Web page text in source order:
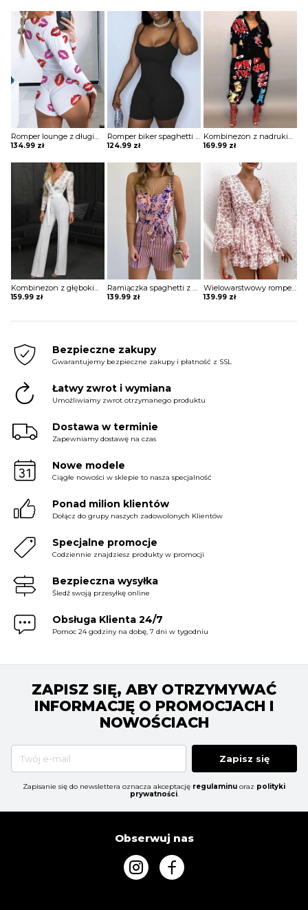
Romper lounge z długim rękawem nadrukiem ust kombinezon Wesseline
134.99 zł
Romper biker spaghetti strap kombinezon Chadia
124.99 zł
Kombinezon z nadrukiem latarni kreskówek Eliana
169.99 zł
Kombinezon z głębokim dekoltem i koronką Mab
159.99 zł
Ramiączka spaghetti z nadrukiem liści wiązany kombinezon w paski Donjeta
139.99 zł
Wielowarstwowy romper z siateczki falbanami i kwiatowym nadrukiem kombinezon Haralda
139.99 zł
Bezpieczne zakupy
Gwarantujemy bezpieczne zakupy i płatność z SSL
Łatwy zwrot i wymiana
Umożliwiamy zwrot otrzymanego produktu
Dostawa w terminie
Zapewniamy dostawę na czas
Nowe modele
Ciągłe nowości w sklepie to nasza specjalność
Ponad milion klientów
Dołącz do grupy naszych zadowolonych Klientów
Specjalne promocje
Codziennie znajdziesz produkty w promocji
Bezpieczna wysyłka
Śledź swoją przesyłkę online
Obsługa Klienta 24/7
Pomoc 24 godziny na dobę, 7 dni w tygodniu
ZAPISZ SIĘ, ABY OTRZYMYWAĆ
INFORMACJĘ O PROMOCJACH I
NOWOŚCIACH
Zapisz się
Zapisanie się do newslettera oznacza akceptację regulaminu oraz polityki
prywatności.
Obserwuj nas